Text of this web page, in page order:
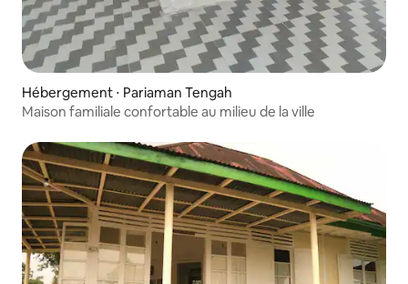
Hébergement ⋅ Pariaman Tengah
Maison familiale confortable au milieu de la ville